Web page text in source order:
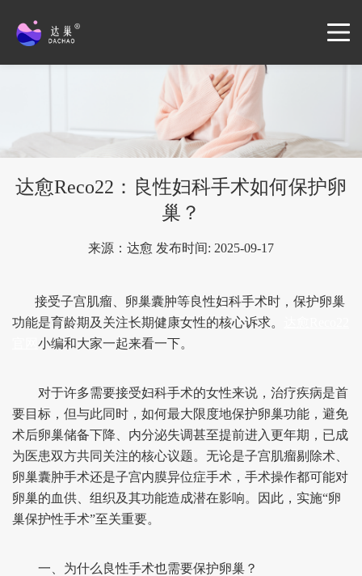
达愈Reco22：良性妇科手术如何保护卵
巢？
来源：达愈 发布时间: 2025-09-17
接受子宫肌瘤、卵巢囊肿等良性妇科手术时，保护卵巢
功能是育龄期及关注长期健康女性的核心诉求。
小编和大家一起来看一下。
对于许多需要接受妇科手术的女性来说，治疗疾病是首
要目标，但与此同时，如何最大限度地保护卵巢功能，避免
术后卵巢储备下降、内分泌失调甚至提前进入更年期，已成
为医患双方共同关注的核心议题。无论是子宫肌瘤剔除术、
卵巢囊肿手术还是子宫内膜异位症手术，手术操作都可能对
卵巢的血供、组织及其功能造成潜在影响。因此，实施“卵
巢保护性手术”至关重要。
一、为什么良性手术也需要保护卵巢？